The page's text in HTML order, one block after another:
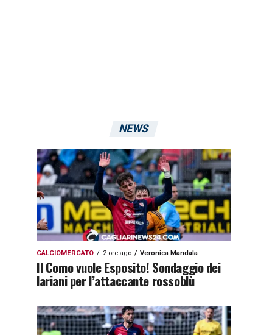
NEWS
CALCIOMERCATO 2 ore ago Veronica Mandala
Il Como vuole Esposito! Sondaggio dei
lariani per l’attaccante rossoblù